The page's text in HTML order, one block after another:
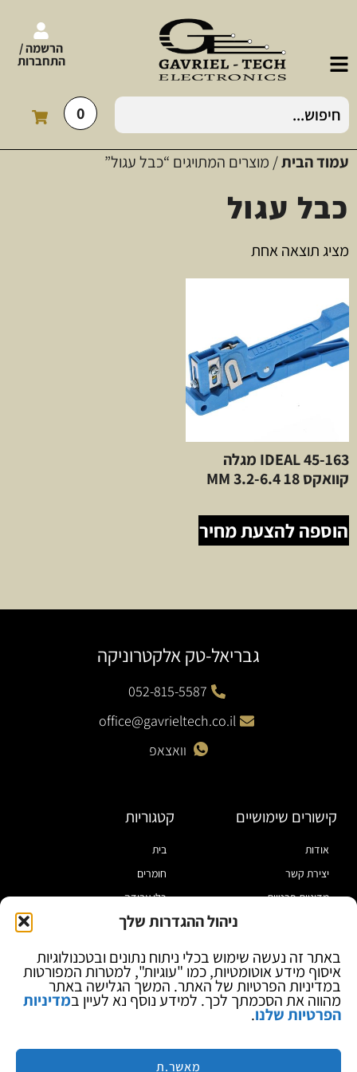
ניהול ההגדרות שלך
באתר זה נעשה שימוש בכלי ניתוח נתונים ובטכנולוגיות
איסוף מידע אוטומטיות, כמו "עוגיות", למטרות המפורטות
במדיניות הפרטיות של האתר. המשך הגלישה באתר
מהווה את הסכמתך לכך. למידע נוסף נא לעיין במדיניות
הפרטיות שלנו.
מאשר.ת
הרשמה /
התחברות
0
עמוד הבית/ מוצרים המתויגים “כבל עגול”
כבל עגול
מציג תוצאה אחת
45-163 IDEAL מגלה
קוואקס 18 3.2-6.4 MM
הוספה להצעת מחיר
גבריאל-טק אלקטרוניקה
052-815-5587
office@gavrieltech.co.il
וואצאפ
קישורים שימושיים
אודות
יצירת קשר
מדיניות פרטיות
בלוג
קטגוריות
בית
חומרים
כלי עבודה
מוצרי הלחמה
ספקי כח ומודדים
ציוד אופטי להגדלה
מותגים